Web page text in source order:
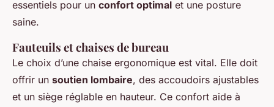
essentiels pour un confort optimal et une posture
saine.
Fauteuils et chaises de bureau
Le choix d’une chaise ergonomique est vital. Elle doit
offrir un soutien lombaire, des accoudoirs ajustables
et un siège réglable en hauteur. Ce confort aide à